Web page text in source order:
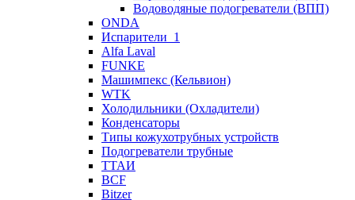
Водоводяные подогреватели (ВПП)
ONDA
Испарители_1
Alfa Laval
FUNKE
Машимпекс (Кельвион)
WTK
Холодильники (Охладители)
Конденсаторы
Типы кожухотрубных устройств
Подогреватели трубные
ТТАИ
BCF
Bitzer